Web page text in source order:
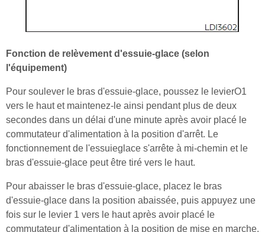
Fonction de relèvement d'essuie-glace (selon
l'équipement)
Pour soulever le bras d'essuie-glace, poussez le levierO1
vers le haut et maintenez-le ainsi pendant plus de deux
secondes dans un délai d'une minute après avoir placé le
commutateur d'alimentation à la position d'arrêt. Le
fonctionnement de l'essuieglace s'arrête à mi-chemin et le
bras d'essuie-glace peut être tiré vers le haut.
Pour abaisser le bras d'essuie-glace, placez le bras
d'essuie-glace dans la position abaissée, puis appuyez une
fois sur le levier 1 vers le haut après avoir placé le
commutateur d'alimentation à la position de mise en marche.